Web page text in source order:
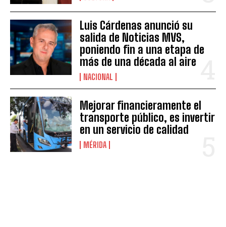
Luis Cárdenas anunció su
salida de Noticias MVS,
poniendo fin a una etapa de
más de una década al aire
NACIONAL
Mejorar financieramente el
transporte público, es invertir
en un servicio de calidad
MÉRIDA